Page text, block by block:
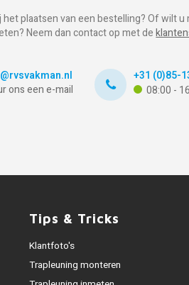
het plaatsen van een bestelling? Of wilt
Neem dan contact op met de
ons een e-mail
+31 (0)85-
08:00 -
Tips & Tricks
Klantfoto's
Trapleuning monteren